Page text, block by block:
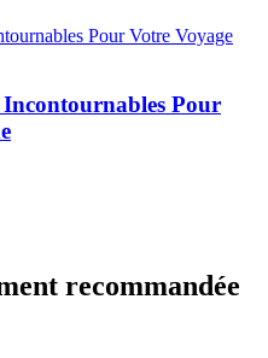
Pour
recommandée